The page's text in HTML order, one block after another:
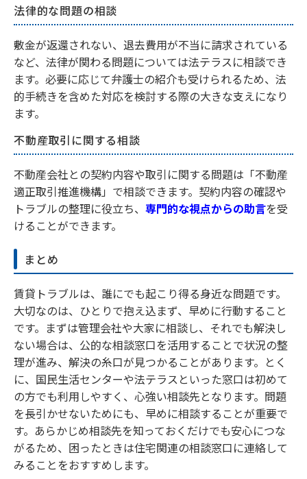
法律的な問題の相談
敷金が返還されない、退去費用が不当に請求されている
など、法律が関わる問題については法テラスに相談でき
ます。必要に応じて弁護士の紹介も受けられるため、法
的手続きを含めた対応を検討する際の大きな支えになり
ます。
不動産取引に関する相談
不動産会社との契約内容や取引に関する問題は「不動産
適正取引推進機構」で相談できます。契約内容の確認や
トラブルの整理に役立ち、 専門的な視点からの助言を受
けることができます。
まとめ
賃貸トラブルは、誰にでも起こり得る身近な問題です。
大切なのは、ひとりで抱え込まず、早めに行動すること
です。まずは管理会社や大家に相談し、それでも解決し
ない場合は、公的な相談窓口を活用することで状況の整
理が進み、解決の糸口が見つかることがあります。とく
に、国民生活センターや法テラスといった窓口は初めて
の方でも利用しやすく、心強い相談先となります。問題
を長引かせないためにも、早めに相談することが重要で
す。あらかじめ相談先を知っておくだけでも安心につな
がるため、困ったときは住宅関連の相談窓口に連絡して
みることをおすすめします。